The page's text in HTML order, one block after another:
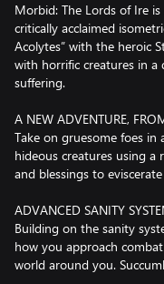
Morbid: The Lords of Ire
critically acclaimed
Acolytes” with the heroic
with horrific creatures in
suffering.
A NEW ADVENTURE,
Take on gruesome foes in
hideous creatures using a
and blessings to
ADVANCED SANITY
Building on the sanity
how you approach
world around you.